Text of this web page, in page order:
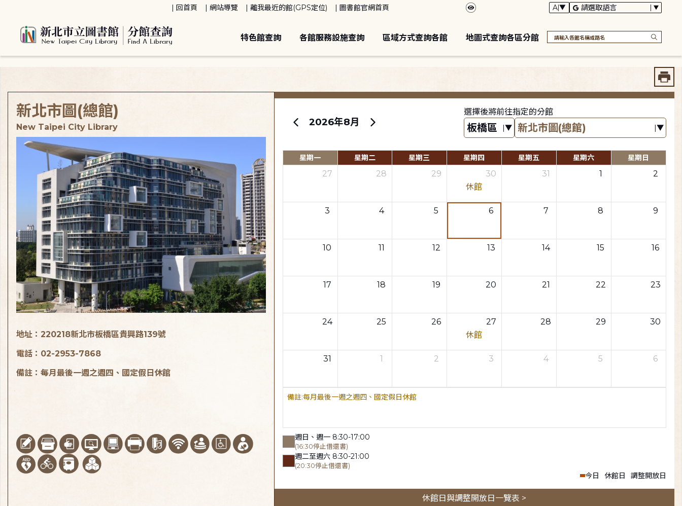
回首頁 網站導覽 離我最近的館(GPS定位) 圖書館官網首頁
特色館查詢 各館服務設施查詢 區域方式查詢各館 地圖式查詢各區分館
2026年8月
選擇後將前往指定的分館
星期一 星期二 星期三 星期四 星期五 星期六 星期日
27 28 29
30
休館
31 1 2
3 4 5 6 7 8 9
10 11 12 13 14 15 16
17 18 19 20 21 22 23
24 25 26
27
休館
28 29 30
31 1 2 3 4 5 6
每月最後一週之週四、國定假日休館
週日、週一 8:30-17:00
(16:30停止借還書)
週二至週六 8:30-21:00
(20:30停止借還書)
今日 休館日 調整開放日
休館日與調整開放日一覽表 >
新北市圖(總館)
New Taipei City Library
地址：220218新北市板橋區貴興路139號
電話：02-2953-7868
備註：每月最後一週之週四、國定假日休館